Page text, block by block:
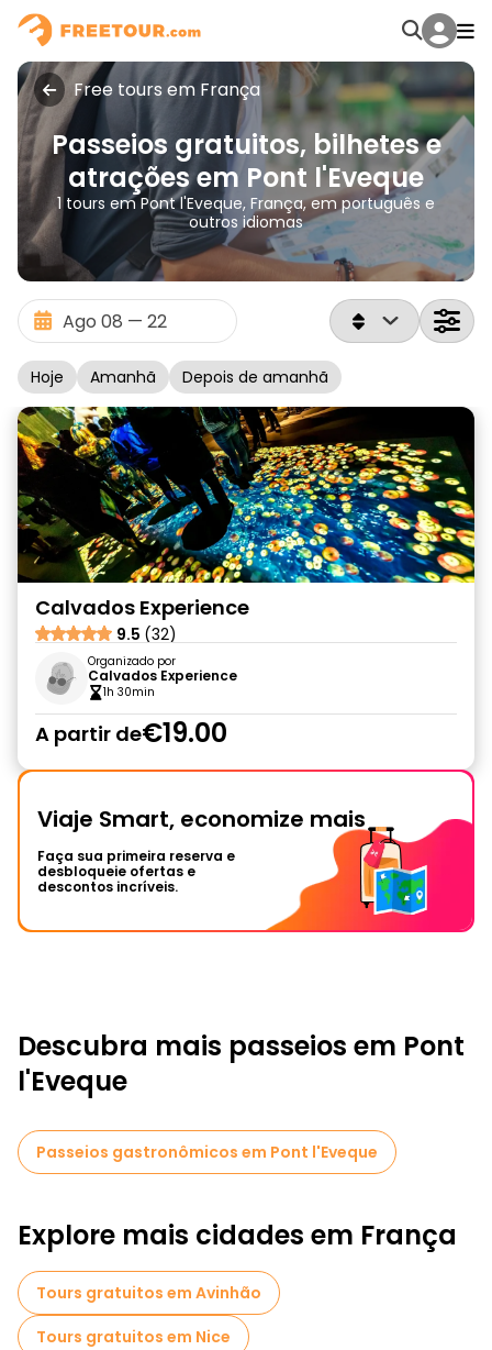
Free tours em França
Passeios gratuitos, bilhetes e
atrações em Pont l'Eveque
1 tours em Pont l'Eveque, França, em português e
outros idiomas
Hoje Amanhã Depois de amanhã
Calvados Experience
9.5 (32)
Organizado por
Calvados Experience
1h 30min
A partir de€19.00
Viaje Smart, economize mais
Faça sua primeira reserva e
desbloqueie ofertas e
descontos incríveis.
Descubra mais passeios em Pont
l'Eveque
Passeios gastronômicos em Pont l'Eveque
Explore mais cidades em França
Tours gratuitos em Avinhão
Tours gratuitos em Nice